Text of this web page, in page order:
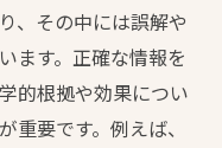
、その中には誤解や
ます。正確な情報を
的根拠や効果につい
重要です。例えば、